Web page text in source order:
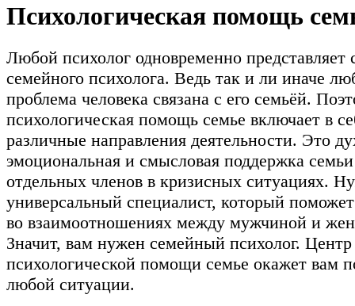
Психологическая помощь
Любой психолог одновременно представляет
семейного психолога. Ведь так и ли иначе
проблема человека связана с его семьёй.
психологическая помощь семье включает в
различные направления деятельности. Это
эмоциональная и смысловая поддержка
отдельных членов в кризисных ситуациях.
универсальный специалист, который поможет
во взаимоотношениях между мужчиной и
Значит, вам нужен семейный психолог. Центр
психологической помощи семье окажет вам
любой ситуации.